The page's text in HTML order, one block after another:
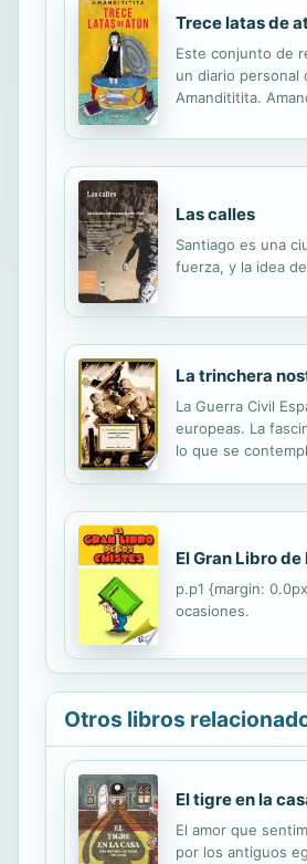
Trece latas de
Este conjunto de
un diario personal
Amandititita.
Las calles
Santiago es una
fuerza, y la idea
La trinchera
La Guerra Civil
europeas. La
lo que se
El Gran Libro
p.p1 {margin:
ocasiones.
Otros libros
El tigre en la
El amor que
por los antiguos